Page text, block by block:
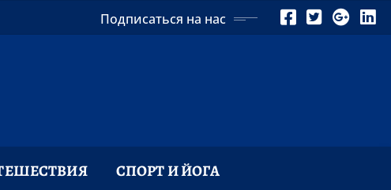
Подписаться на нас
СПОРТ И ЙОГА